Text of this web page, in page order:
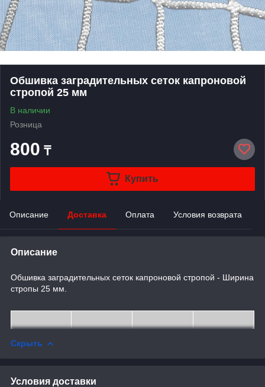
Обшивка заградительных сеток капроновой
стропой 25 мм
В наличии
Розница
800 ₸
Купить
Описание Доставка Оплата Условия возврата
Описание
Обшивка заградительных сеток капроновой стропой - Ширина
стропы 25 мм.
Скрыть
Условия доставки